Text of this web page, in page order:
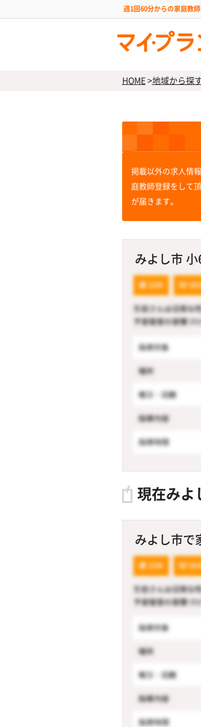
週1回60分からの家庭教
HOME>地域から探
掲載以外の求人情
庭教師登録をして
が届きます。
みよし市 小
現在みよ
みよし市で